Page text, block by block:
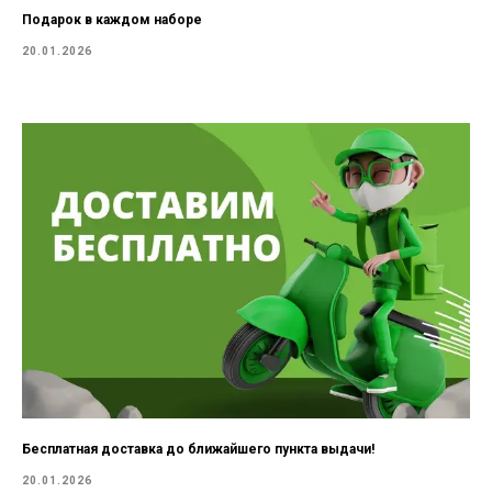
Подарок в каждом наборе
20.01.2026
Бесплатная доставка до ближайшего пункта выдачи!
20.01.2026